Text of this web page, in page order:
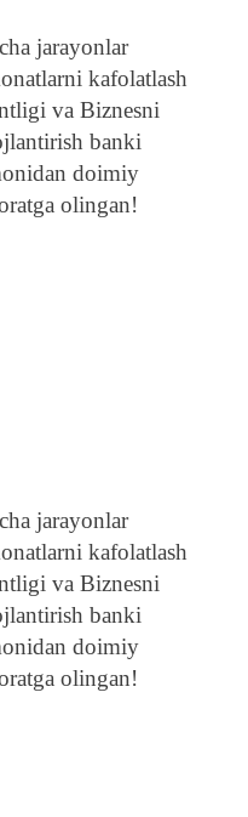
jarayonlar
kafolatlash
va Biznesni
banki
doimiy
olingan!
jarayonlar
kafolatlash
va Biznesni
banki
doimiy
olingan!